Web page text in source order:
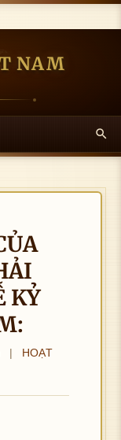
NAM
KỶ
|
HOẠT